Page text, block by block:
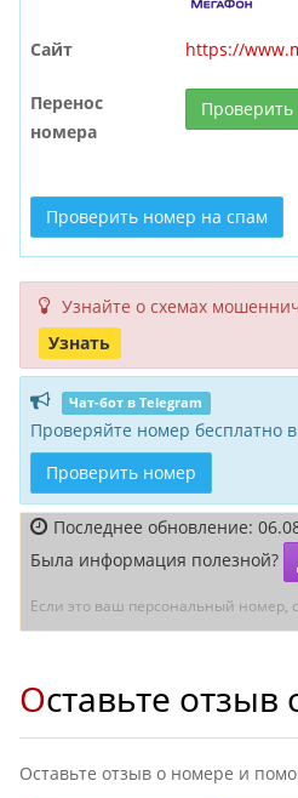
Сайт https://
Перенос
номера
Проверить номер на спам
Узнайте о схемах
Узнать
Чат-бот в Telegram
Проверяйте номер бесплатно
Проверить номер
Последнее обновление:
Была информация полезной?
Если это ваш персональный номер,
Оставьте
Оставьте отзыв о номере и